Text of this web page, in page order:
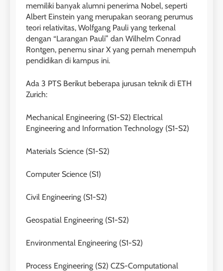
memiliki banyak alumni penerima Nobel, seperti
Albert Einstein yang merupakan seorang perumus
teori relativitas, Wolfgang Pauli yang terkenal
dengan “Larangan Pauli” dan Wilhelm Conrad
Rontgen, penemu sinar X yang pernah menempuh
pendidikan di kampus ini.
Ada 3 PTS Berikut beberapa jurusan teknik di ETH
Zurich:
Mechanical Engineering (S1-S2) Electrical
Engineering and Information Technology (S1-S2)
Materials Science (S1-S2)
Computer Science (S1)
Civil Engineering (S1-S2)
Geospatial Engineering (S1-S2)
Environmental Engineering (S1-S2)
Process Engineering (S2) CZS-Computational